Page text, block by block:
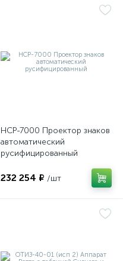
НСР-7000 Проектор знаков
автоматический
русифицированный
232 254 ₽ /шт